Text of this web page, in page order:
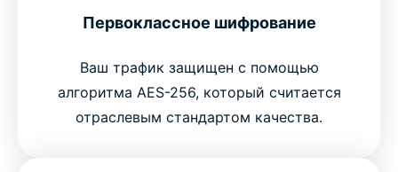
Первоклассное шифрование
Ваш трафик защищен с помощью
алгоритма AES-256, который считается
отраслевым стандартом качества.